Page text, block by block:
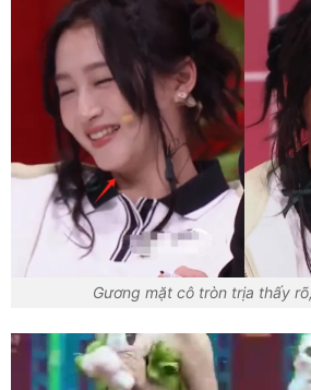
Gương mặt cô tròn trịa thấy